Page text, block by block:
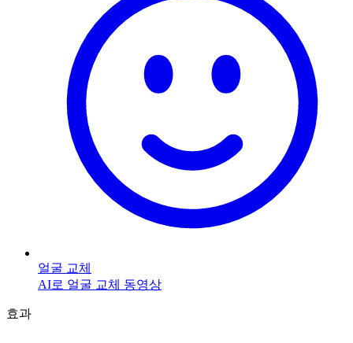
얼굴 교체
AI로 얼굴 교체 동영상
효과